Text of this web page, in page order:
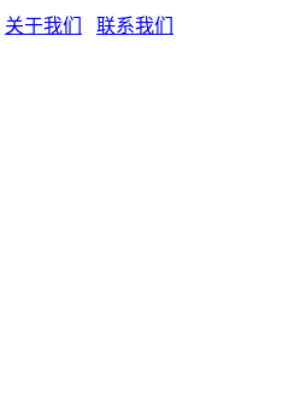
关于我们 联系我们